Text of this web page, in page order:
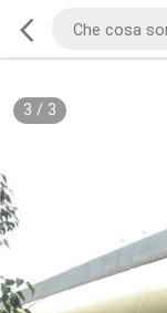
3 / 3